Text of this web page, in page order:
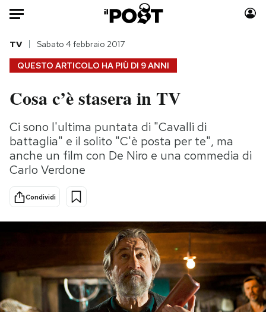
HOME
Italia
Politica
Tecnologia
Internet
Scienza
Cultura
Economia
Moda
Consumismi
Storie/Idee
Altrecose
Mondiali calcio 2026
PODCAST
QUESTO ARTICOLO HA PIÙ DI 9 ANNI
TV Sabato 4 febbraio 2017
Cosa c’è stasera in TV
Ci sono l'ultima puntata di "Cavalli di
battaglia" e il solito "C'è posta per te", ma
anche un film con De Niro e una commedia di
Carlo Verdone
Condividi